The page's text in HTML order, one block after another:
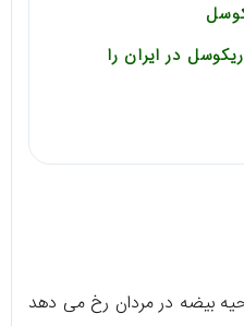
در ایران را
بیضه در مردان رخ می دهد